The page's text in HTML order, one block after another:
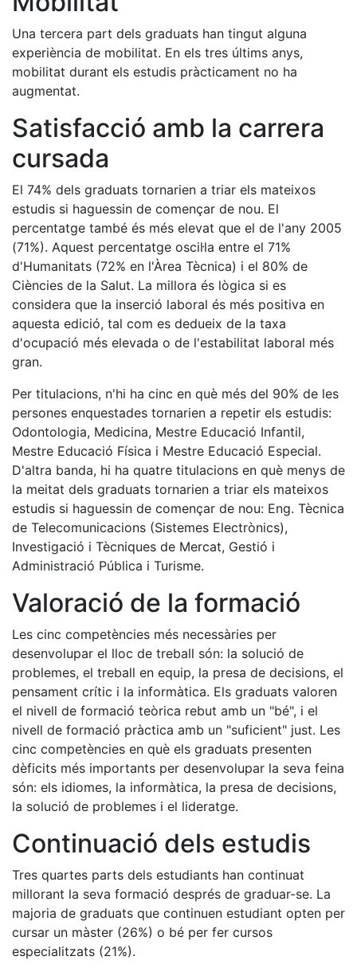
Una tercera part dels graduats han tingut alguna
experiència de mobilitat. En els tres últims anys,
mobilitat durant els estudis pràcticament no ha
augmentat.
Satisfacció amb la carrera
cursada
El 74% dels graduats tornarien a triar els mateixos
estudis si haguessin de començar de nou. El
percentatge també és més elevat que el de l'any 2005
(71%). Aquest percentatge oscil·la entre el 71%
d'Humanitats (72% en l'Àrea Tècnica) i el 80% de
Ciències de la Salut. La millora és lògica si es
considera que la inserció laboral és més positiva en
aquesta edició, tal com es dedueix de la taxa
d'ocupació més elevada o de l'estabilitat laboral més
gran.
Per titulacions, n'hi ha cinc en què més del 90% de les
persones enquestades tornarien a repetir els estudis:
Odontologia, Medicina, Mestre Educació Infantil,
Mestre Educació Física i Mestre Educació Especial.
D'altra banda, hi ha quatre titulacions en què menys de
la meitat dels graduats tornarien a triar els mateixos
estudis si haguessin de començar de nou: Eng. Tècnica
de Telecomunicacions (Sistemes Electrònics),
Investigació i Tècniques de Mercat, Gestió i
Administració Pública i Turisme.
Valoració de la formació
Les cinc competències més necessàries per
desenvolupar el lloc de treball són: la solució de
problemes, el treball en equip, la presa de decisions, el
pensament crític i la informàtica. Els graduats valoren
el nivell de formació teòrica rebut amb un "bé", i el
nivell de formació pràctica amb un "suficient" just. Les
cinc competències en què els graduats presenten
dèficits més importants per desenvolupar la seva feina
són: els idiomes, la informàtica, la presa de decisions,
la solució de problemes i el lideratge.
Continuació dels estudis
Tres quartes parts dels estudiants han continuat
millorant la seva formació després de graduar-se. La
majoria de graduats que continuen estudiant opten per
cursar un màster (26%) o bé per fer cursos
especialitzats (21%).